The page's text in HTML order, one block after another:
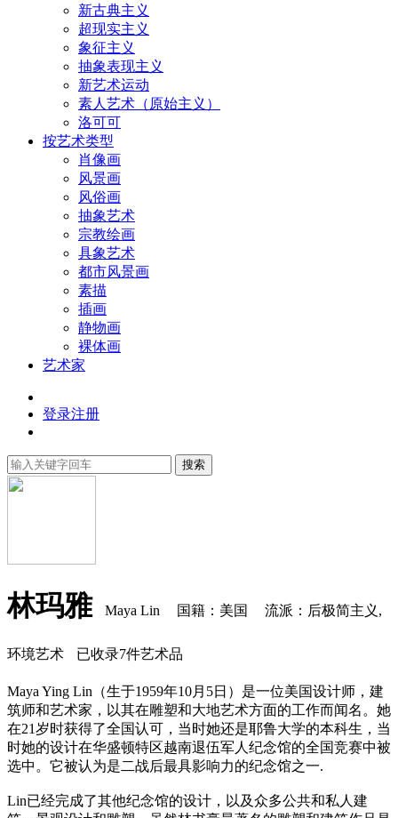
新古典主义
超现实主义
象征主义
抽象表现主义
新艺术运动
素人艺术（原始主义）
洛可可
按艺术类型
肖像画
风景画
风俗画
抽象艺术
宗教绘画
具象艺术
都市风景画
素描
插画
静物画
裸体画
艺术家
登录注册
搜索
林玛雅 Maya Lin 国籍：美国 流派：后极简主义,
环境艺术 已收录7件艺术品
Maya Ying Lin（生于1959年10月5日）是一位美国设计师，建
筑师和艺术家，以其在雕塑和大地艺术方面的工作而闻名。她
在21岁时获得了全国认可，当时她还是耶鲁大学的本科生，当
时她的设计在华盛顿特区越南退伍军人纪念馆的全国竞赛中被
选中。它被认为是二战后最具影响力的纪念馆之一.
Lin已经完成了其他纪念馆的设计，以及众多公共和私人建